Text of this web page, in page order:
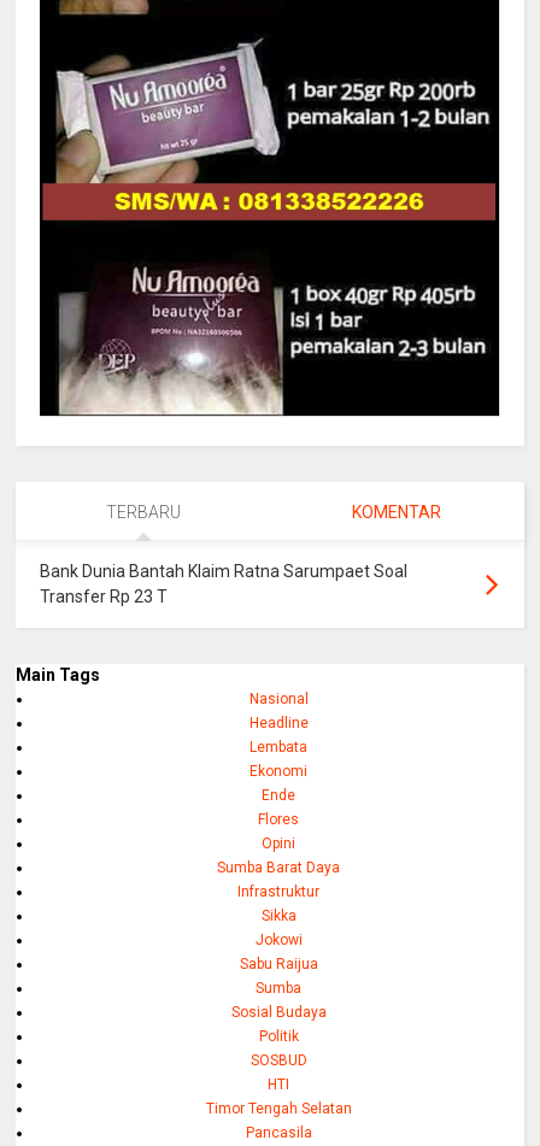
TERBARU KOMENTAR
Bank Dunia Bantah Klaim Ratna Sarumpaet Soal
Transfer Rp 23 T
Main Tags
Nasional
Headline
Lembata
Ekonomi
Ende
Flores
Opini
Sumba Barat Daya
Infrastruktur
Sikka
Jokowi
Sabu Raijua
Sumba
Sosial Budaya
Politik
SOSBUD
HTI
Timor Tengah Selatan
Pancasila